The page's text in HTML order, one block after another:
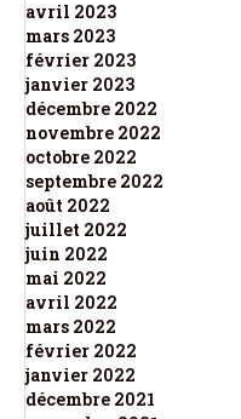
avril 2023
mars 2023
février 2023
janvier 2023
décembre 2022
novembre 2022
octobre 2022
septembre 2022
août 2022
juillet 2022
juin 2022
mai 2022
avril 2022
mars 2022
février 2022
janvier 2022
décembre 2021